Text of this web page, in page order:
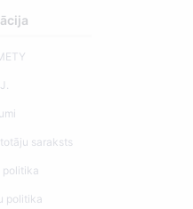
saraksts
politika
politika